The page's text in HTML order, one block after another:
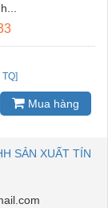
Mua hàng
SẢN XUẤT TÍN